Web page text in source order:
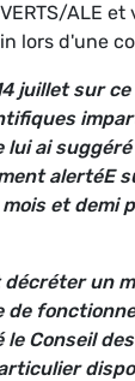
ALE
lors d'une
juillet sur
ai
alertéE
et demi
un
Conseil